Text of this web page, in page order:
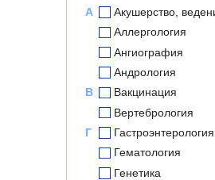
А
Акушерство,
Аллергология
Ангиография
Андрология
В
Вакцинация
Вертебрология
Г
Гастроэнтерология
Гематология
Генетика